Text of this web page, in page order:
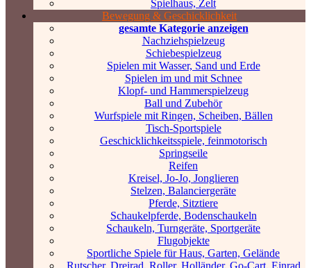
Spielhaus, Zelt
Bewegung & Geschicklichkeit
gesamte Kategorie anzeigen
Nachziehspielzeug
Schiebespielzeug
Spielen mit Wasser, Sand und Erde
Spielen im und mit Schnee
Klopf- und Hammerspielzeug
Ball und Zubehör
Wurfspiele mit Ringen, Scheiben, Bällen
Tisch-Sportspiele
Geschicklichkeitsspiele, feinmotorisch
Springseile
Reifen
Kreisel, Jo-Jo, Jonglieren
Stelzen, Balanciergeräte
Pferde, Sitztiere
Schaukelpferde, Bodenschaukeln
Schaukeln, Turngeräte, Sportgeräte
Flugobjekte
Sportliche Spiele für Haus, Garten, Gelände
Rutscher, Dreirad, Roller, Holländer, Go-Cart, Einrad